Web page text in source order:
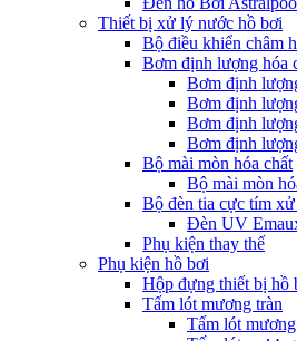
Thiết bị xử lý nước hồ bơi
Bộ điều khiển châm
Bơm định lượng hóa
Bơm định
Bơm định
Bơm định
Bơm định
Bộ mài mòn hóa chất
Bộ mài mòn
Bộ đèn tia cực tím
Đèn UV
Phụ kiện thay thế
Phụ kiện hồ bơi
Hộp đựng thiết bị hồ
Tấm lót mương tràn
Tấm lót